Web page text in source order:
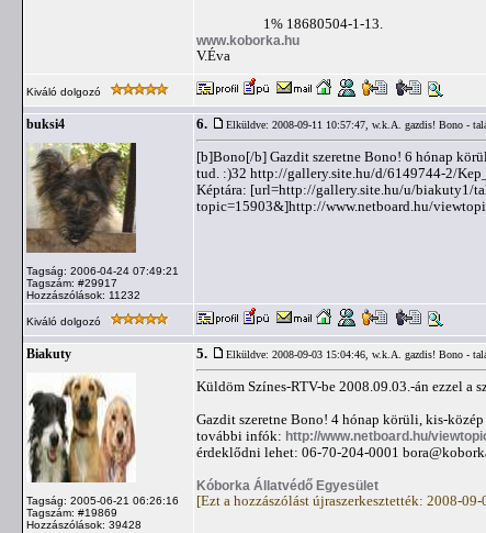
1% 18680504-1-13.
www.koborka.hu
V.Éva
Kiváló dolgozó
buksi4
Tagság: 2006-04-24 07:49:21
Tagszám: #29917
Hozzászólások: 11232
6. Elküldve: 2008-09-11 10:57:47, w.k.A. gazdis! Bono -
[b]Bono[/b] Gazdit szeretne Bono! 6 hónap
tud. :)32 http://gallery.site.hu/d/6149744-2/
Képtára: [url=http://gallery.site.hu/u/biakuty1/
topic=15903&]http://www.netboard.hu/
Kiváló dolgozó
Biakuty
Tagság: 2005-06-21 06:26:16
Tagszám: #19869
Hozzászólások: 39428
5. Elküldve: 2008-09-03 15:04:46, w.k.A. gazdis! Bono -
Küldöm Színes-RTV-be 2008.09.03.-án ezzel a
Gazdit szeretne Bono! 4 hónap körüli, kis-
további infók: http://www.netboard.hu/
érdeklődni lehet: 06-70-204-0001
Kóborka Állatvédő Egyesület
[Ezt a hozzászólást újraszerkesztették: 2008-